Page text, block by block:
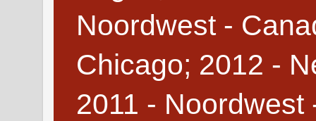
Noordwest -
Chicago; 2012 -
2011 - Noordwest